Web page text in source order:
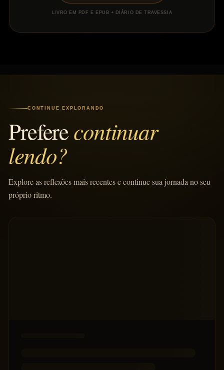
LIVRO EM PDF E EPUB + DIÁRIO DE TRAVESSIA
CONTINUE EXPLORANDO
Preferecontinuar
lendo?
Explore as reflexões mais recentes e continue sua jornada no seu
próprio ritmo.